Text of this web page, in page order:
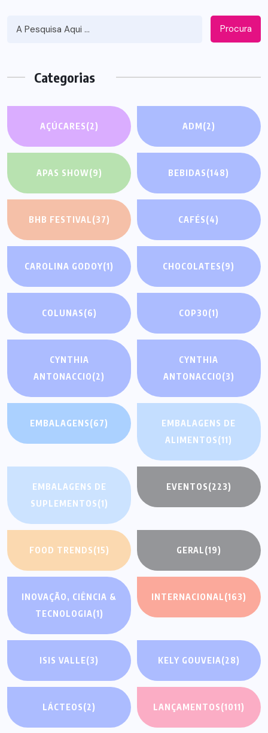
Procura
Categorias
AÇÚCARES(2) ADM(2)
APAS SHOW(9) BEBIDAS(148)
BHB FESTIVAL(37) CAFÉS(4)
CAROLINA GODOY(1) CHOCOLATES(9)
COLUNAS(6) COP30(1)
CYNTHIA
ANTONACCIO(2)
CYNTHIA
ANTONACCIO(3)
EMBALAGENS(67)
EMBALAGENS DE
ALIMENTOS(11)
EMBALAGENS DE
SUPLEMENTOS(1)
EVENTOS(223)
FOOD TRENDS(15) GERAL(19)
INOVAÇÃO, CIÊNCIA &
TECNOLOGIA(1)
INTERNACIONAL(163)
ISIS VALLE(3) KELY GOUVEIA(28)
LÁCTEOS(2) LANÇAMENTOS(1011)